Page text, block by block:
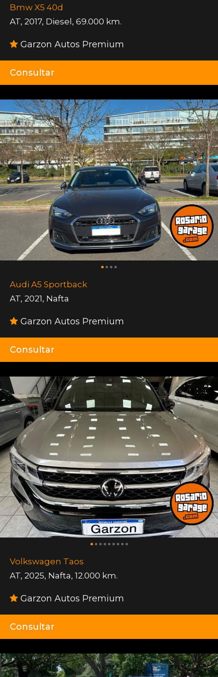
Bmw X5 40d
AT, 2017, Diesel, 69.000 km.
Garzon Autos Premium
Consultar
Audi A5 Sportback
AT, 2021, Nafta
Garzon Autos Premium
Consultar
Volkswagen Taos
AT, 2025, Nafta, 12.000 km.
Garzon Autos Premium
Consultar